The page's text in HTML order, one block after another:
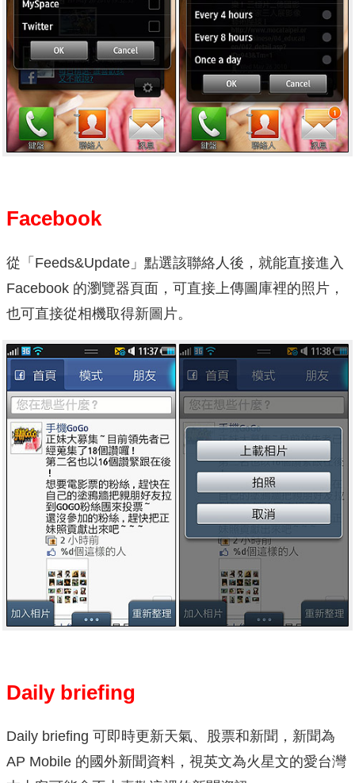
Facebook
從「Feeds&Update」點選該聯絡人後，就能直接進入
Facebook 的瀏覽器頁面，可直接上傳圖庫裡的照片，
也可直接從相機取得新圖片。
Daily briefing
Daily briefing 可即時更新天氣、股票和新聞，新聞為
AP Mobile 的國外新聞資料，視英文為火星文的愛台灣